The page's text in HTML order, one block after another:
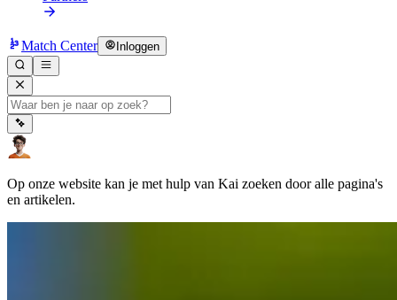
Match Center Inloggen
Op onze website kan je met hulp van Kai zoeken door alle pagina's
en artikelen.